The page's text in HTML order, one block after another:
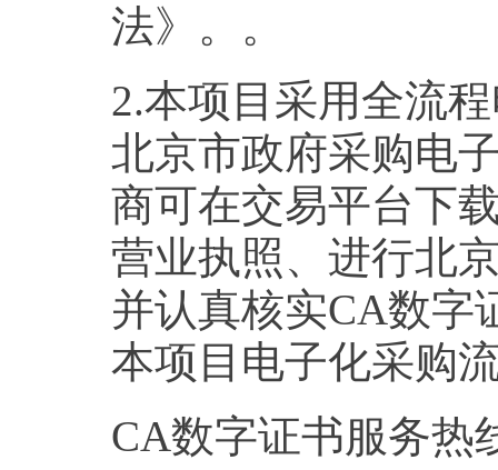
法》。。
2.本项目采用全流
北京市政府采购电
商可在交易平台下
营业执照、进行北
并认真核实CA数字
本项目电子化采购
CA数字证书服务热